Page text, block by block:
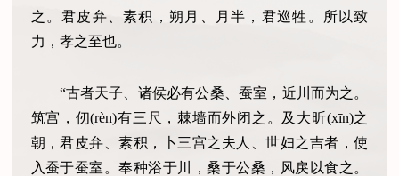
之。君皮弁、素积，朔月、月半，君巡牲。所以致
力，孝之至也。
“古者天子、诸侯必有公桑、蚕室，近川而为之。
筑宫，仞(rèn)有三尺，棘墙而外闭之。及大昕(xīn)之
朝，君皮弁、素积，卜三宫之夫人、世妇之吉者，使
入蚕于蚕室。奉种浴于川，桑于公桑，风戾以食之。